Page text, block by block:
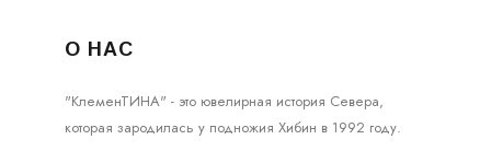
О НАС
"КлеменТИНА" - это ювелирная история Севера,
которая зародилась у подножия Хибин в 1992 году.